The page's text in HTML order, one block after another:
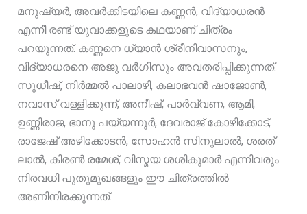
മനുഷ്യർ, അവർക്കിടയിലെ കണ്ണൻ, വിദ്യാധരൻ
എന്നീ രണ്ട് യുവാക്കളുടെ കഥയാണ് ചിത്രം
പറയുന്നത്. കണ്ണനെ ധ്യാൻ ശ്രീനിവാസനും,
വിദ്യാധരനെ അജു വർഗീസും അവതരിപ്പിക്കുന്നത്.
സുധീഷ്, നിർമ്മൽ പാലാഴി, കലാഭവൻ ഷാജോൺ,
നവാസ് വള്ളിക്കുന്ന്, അനീഷ്, പാർവ്വണ, ആമി,
ഉണ്ണിരാജ, ഭാനു പയ്യന്നൂർ, ദേവരാജ് കോഴിക്കോട്,
രാജേഷ് അഴിക്കോടൻ, സോഹൻ സിനുലാൽ, ശരത്
ലാൽ, കിരൺ രമേശ്, വിസ്മയ ശശികുമാർ എന്നിവരും
നിരവധി പുതുമുഖങ്ങളും ഈ ചിത്രത്തിൽ
അണിനിരക്കുന്നത്.